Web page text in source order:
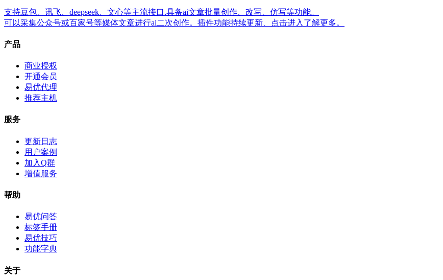
支持豆包、讯飞、deepseek、文心等主流接口.具备ai文章批量创作、改写、仿写等功能。
可以采集公众号或百家号等媒体文章进行ai二次创作。插件功能持续更新、点击进入了解更多。
产品
商业授权
开通会员
易优代理
推荐主机
服务
更新日志
用户案例
加入Q群
增值服务
帮助
易优问答
标签手册
易优技巧
功能字典
关于